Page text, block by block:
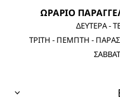
ΩΡΑΡΙΟ
ΔΕΥΤΕΡΑ -
ΤΡΙΤΗ - ΠΕΜΠΤΗ -